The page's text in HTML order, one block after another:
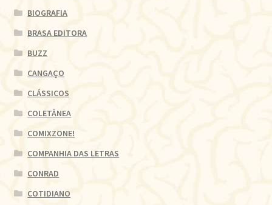
BIOGRAFIA
BRASA EDITORA
BUZZ
CANGAÇO
CLÁSSICOS
COLETÂNEA
COMIXZONE!
COMPANHIA DAS LETRAS
CONRAD
COTIDIANO